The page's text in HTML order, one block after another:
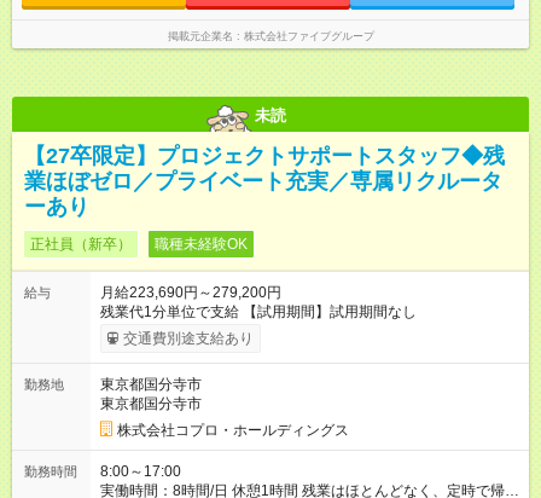
月平均所定労働時間：173時間 ■平均残業時間：42時間程度
掲載元企業名 株式会社ファイブグループ
未読
【27卒限定】プロジェクトサポートスタッフ◆残
業ほぼゼロ／プライベート充実／専属リクルータ
ーあり
正社員（新卒） 職種未経験OK
給与
月給223,690円～279,200円
残業代1分単位で支給 【試用期間】試用期間なし
交通費別途支給あり
勤務地
東京都国分寺市
東京都国分寺市
株式会社コプロ・ホールディングス
勤務時間
8:00～17:00
実働時間：8時間/日 休憩1時間 残業はほとんどなく、定時で帰れ